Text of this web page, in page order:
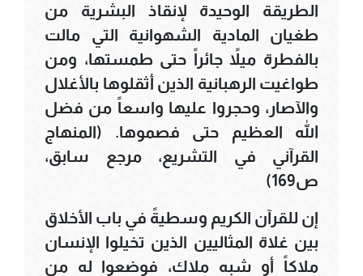
الطريقة الوحيدة لإنقاذ البشرية من
طغيان المادية الشهوانية التي مالت
بالفطرة ميلاً جائراً حتى طمستها، ومن
طواغيت الرهبانية الذين أثقلوها بالأغلال
والآصار، وحجروا عليها واسعاً من فضل
الله العظيم حتى فصموها. (المنهاج
القرآني في التشريع، مرجع سابق،
ص169)
إن للقرآن الكريم وسطيةً في باب الأخلاق
بين غلاة المثاليين الذين تخيلوا الإنسان
ملاكاً أو شبه ملاك، فوضعوا له من